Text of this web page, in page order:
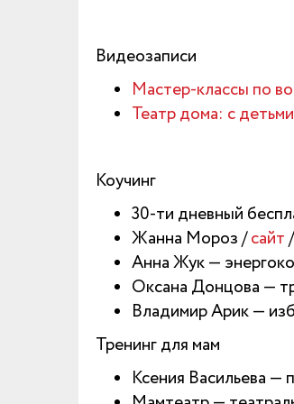
Видеозаписи
Мастер-классы по
Театр дома: с
Коучинг
30-ти дневный
Жанна Мороз /сайт/
Анна Жук —
Оксана Донцова —
Владимир Арик —
Тренинг для мам
Ксения Васильева —